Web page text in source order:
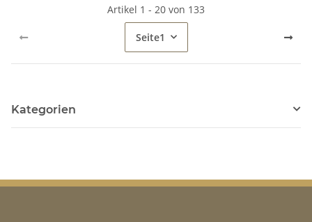
Artikel 1 - 20 von 133
Seite1
Kategorien